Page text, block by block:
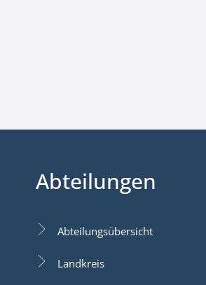
Abteilungen
Abteilungsübersicht
Landkreis